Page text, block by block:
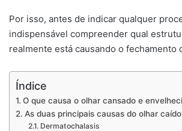
Por isso, antes de indicar qualquer
indispensável compreender qual
realmente está causando o fechamento
Índice
O que causa o olhar cansado e
As duas principais causas do olhar caído
Dermatochalasis